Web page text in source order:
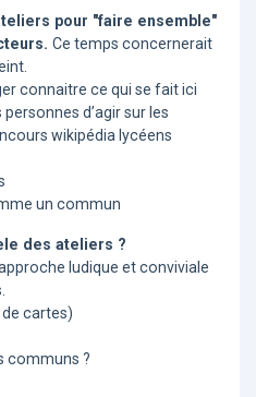
pour "faire ensemble"
Ce temps concernerait
connaitre ce qui se fait ici
d’agir sur les
wikipédia lycéens
un commun
des ateliers ?
ludique et conviviale
cartes)
communs ?